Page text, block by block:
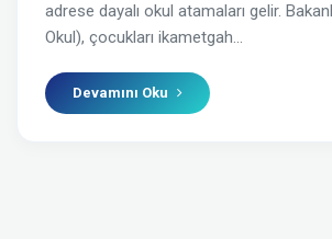
adrese dayalı okul atamaları gelir.
Okul), çocukları ikametgah...
Devamını Oku